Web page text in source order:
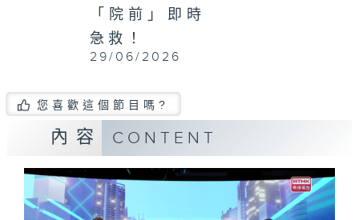
「院前」即時
急救！
29/06/2026
您喜歡這個節目嗎?
內容 CONTENT